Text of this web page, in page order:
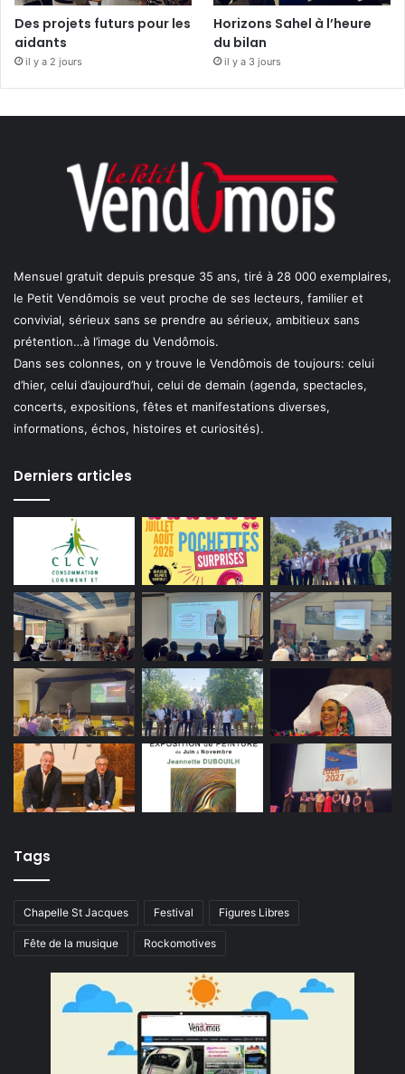
Des projets futurs pour les
aidants
il y a 2 jours
Horizons Sahel à l’heure
du bilan
il y a 3 jours
Mensuel gratuit depuis presque 35 ans, tiré à 28 000 exemplaires,
le Petit Vendômois se veut proche de ses lecteurs, familier et
convivial, sérieux sans se prendre au sérieux, ambitieux sans
prétention…à l’image du Vendômois.
Dans ses colonnes, on y trouve le Vendômois de toujours: celui
d’hier, celui d’aujourd’hui, celui de demain (agenda, spectacles,
concerts, expositions, fêtes et manifestations diverses,
informations, échos, histoires et curiosités).
Derniers articles
Tags
Chapelle St Jacques Festival Figures Libres
Fête de la musique Rockomotives